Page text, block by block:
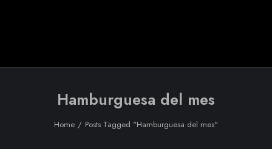
Hamburguesa del mes
Home Posts Tagged "Hamburguesa del mes"